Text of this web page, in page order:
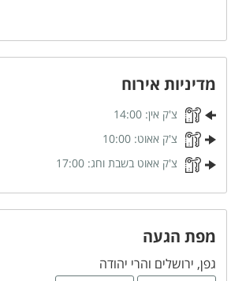
משחקי שולחן
חדרי הרחצה
מגבות רחצה
כיור כפול
פלטה
מיחם
מדיניות אירוח
צ'ק אין: 14:00
צ'ק אאוט: 10:00
צ'ק אאוט בשבת וחג: 17:00
מפת הגעה
גפן, ירושלים והרי יהודה